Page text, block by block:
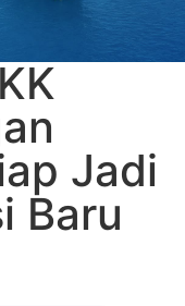
Jadi
Baru